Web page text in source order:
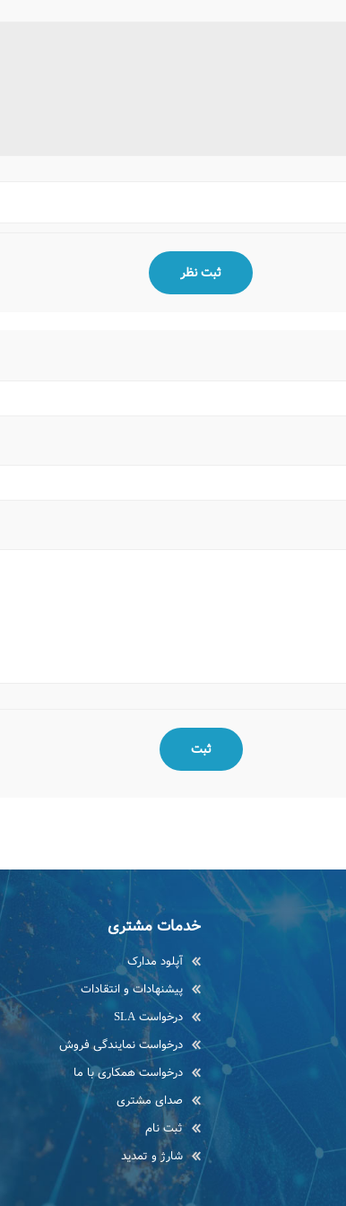
خدمات مشتری
آپلود مدارک
پیشنهادات و انتقادات
درخواست SLA
درخواست نمایندگی فروش
درخواست همکاری با ما
صدای مشتری
ثبت نام
شارژ و تمدید